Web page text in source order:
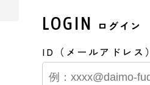
ログイン
LOGIN
ID（メールアドレス）